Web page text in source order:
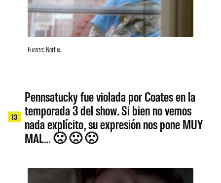
Fuente: Netflix.
13
Pennsatucky fue violada por Coates en la
temporada 3 del show. Si bien no vemos
nada explícito, su expresión nos pone MUY
MAL… 🙁 🙁 🙁